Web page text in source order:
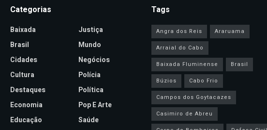
Categorias
Baixada
Brasil
Cidades
Cultura
Destaques
Economia
Educação
Justiça
Mundo
Negócios
Polícia
Política
Pop E Arte
Saúde
Tags
Angra dos Reis
Araruama
Arraial do Cabo
Baixada Fluminense
Brasil
Búzios
Cabo Frio
Campos dos Goytacazes
Casimiro de Abreu